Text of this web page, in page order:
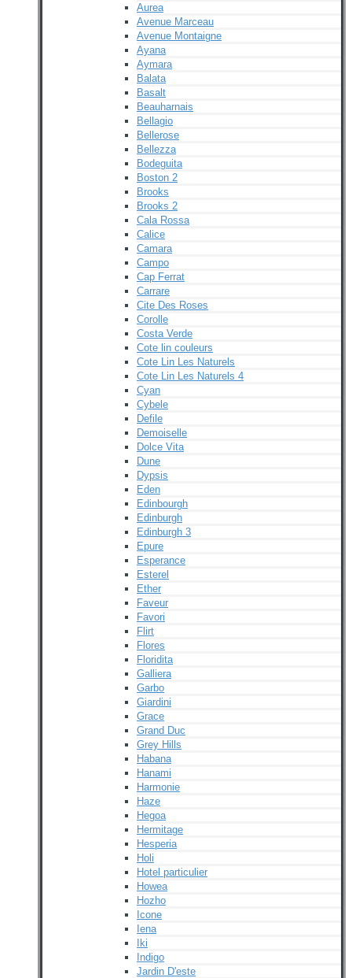
Aurea
Avenue Marceau
Avenue Montaigne
Ayana
Aymara
Balata
Basalt
Beauharnais
Bellagio
Bellerose
Bellezza
Bodeguita
Boston 2
Brooks
Brooks 2
Cala Rossa
Calice
Camara
Campo
Cap Ferrat
Carrare
Cite Des Roses
Corolle
Costa Verde
Cote lin couleurs
Cote Lin Les Naturels
Cote Lin Les Naturels 4
Cyan
Cybele
Defile
Demoiselle
Dolce Vita
Dune
Dypsis
Eden
Edinbourgh
Edinburgh
Edinburgh 3
Epure
Esperance
Esterel
Ether
Faveur
Favori
Flirt
Flores
Floridita
Galliera
Garbo
Giardini
Grace
Grand Duc
Grey Hills
Habana
Hanami
Harmonie
Haze
Hegoa
Hermitage
Hesperia
Holi
Hotel particulier
Howea
Hozho
Icone
Iena
Iki
Indigo
Jardin D'este